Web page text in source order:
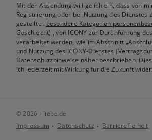
Mit der Absendung willige ich ein, dass von
Registrierung oder bei Nutzung des Dienstes
gestellte„besondere Kategorien
Geschlecht) , von ICONY zur Durchführung
verarbeitet werden, wie im Abschnitt
und Nutzung des ICONY-Dienstes
Datenschutzhinweise näher beschrieben.
ich jederzeit mit Wirkung für die Zukunft
© 2026 - liebe.de
Impressum
Datenschutz Barrierefreiheit